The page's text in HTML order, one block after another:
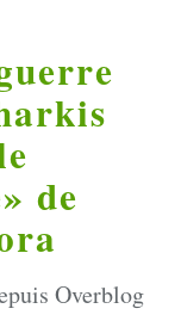
de
Overblog